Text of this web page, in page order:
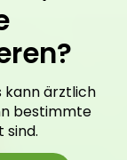
kann ärztlich
bestimmte
sind.